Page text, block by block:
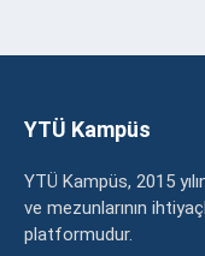
YTÜ Kampüs
YTÜ Kampüs, 2015
ve mezunlarının
platformudur.